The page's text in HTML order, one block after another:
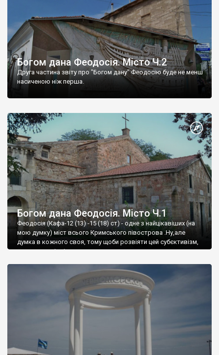
Богом дана Феодосія. Місто Ч.2
Друга частина звіту про "Богом дану" Феодосію буде не менш
насиченою ніж перша.
Богом дана Феодосія. Місто Ч.1
Феодосія (Кафа-12 (13) -15 (18) ст) - одне з найцікавіших (на
мою думку) міст всього Кримського півострова .Ну,але
думка в кожного своя, тому щоби розвіяти цей субєктивізм,
запрошую відвідати це